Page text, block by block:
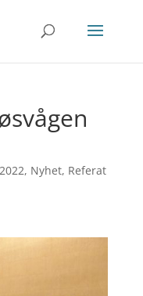
, Nyhet, Referat